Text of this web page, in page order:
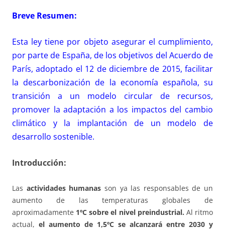
Breve Resumen:
Esta ley tiene por objeto asegurar el cumplimiento,
por parte de España, de los objetivos del Acuerdo de
París, adoptado el 12 de diciembre de 2015, facilitar
la descarbonización de la economía española, su
transición a un modelo circular de recursos,
promover la adaptación a los impactos del cambio
climático y la implantación de un modelo de
desarrollo sostenible.
Introducción:
Las actividades humanas son ya las responsables de un
aumento de las temperaturas globales de
aproximadamente 1ºC sobre el nivel preindustrial. Al ritmo
actual, el aumento de 1,5ºC se alcanzará entre 2030 y